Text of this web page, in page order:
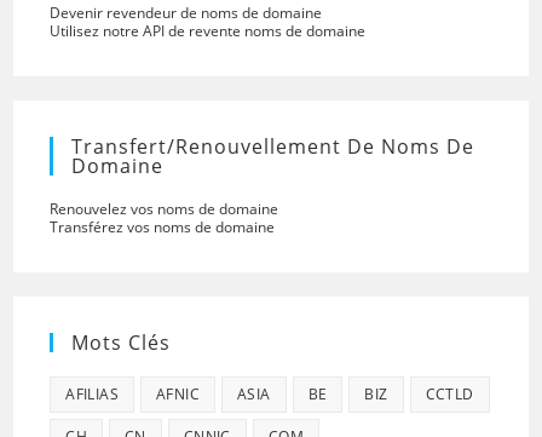
Devenir revendeur de noms de domaine
Utilisez notre API de revente noms de domaine
Transfert/renouvellement De Noms De
Domaine
Renouvelez vos noms de domaine
Transférez vos noms de domaine
Mots Clés
AFILIAS AFNIC ASIA BE BIZ CCTLD